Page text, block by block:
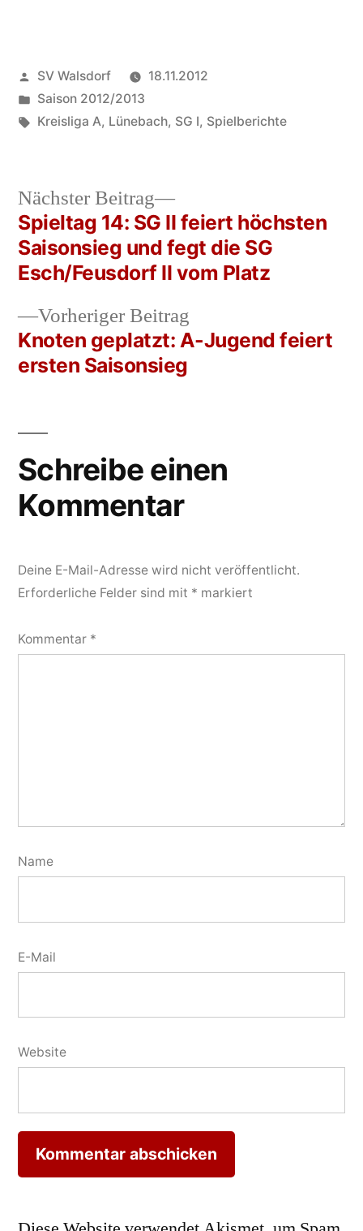
Veröffentlicht
von
SV Walsdorf
18.11.2012
Veröffentlicht
in
Saison 2012/2013
Schlagwörter:
Kreisliga A, Lünebach, SG I, Spielberichte
Beitrags-
Navigation
Vorheriger Beitrag
Beitrag:
Knoten geplatzt: A-Jugend feiert
ersten Saisonsieg
Nächster Beitrag
Nächster
Beitrag:
Spieltag 14: SG II feiert höchsten
Saisonsieg und fegt die SG
Esch/Feusdorf II vom Platz
Schreibe einen
Kommentar
Deine E-Mail-Adresse wird nicht veröffentlicht.
Erforderliche Felder sind mit * markiert
Kommentar *
Name
E-Mail
Website